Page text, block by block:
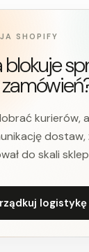
SHOPIFY
blokuje
kurierów,
dostaw,
do skali